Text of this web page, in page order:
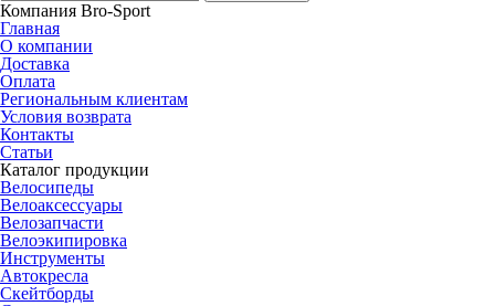
Компания Bro-Sport
Главная
О компании
Доставка
Оплата
Региональным клиентам
Условия возврата
Контакты
Статьи
Каталог продукции
Велосипеды
Велоаксессуары
Велозапчасти
Велоэкипировка
Инструменты
Автокресла
Скейтборды